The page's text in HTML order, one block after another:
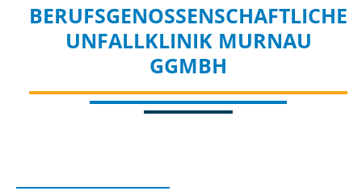
BERUFSGENOSSENSCHAFTLICHE
UNFALLKLINIK MURNAU
GGMBH